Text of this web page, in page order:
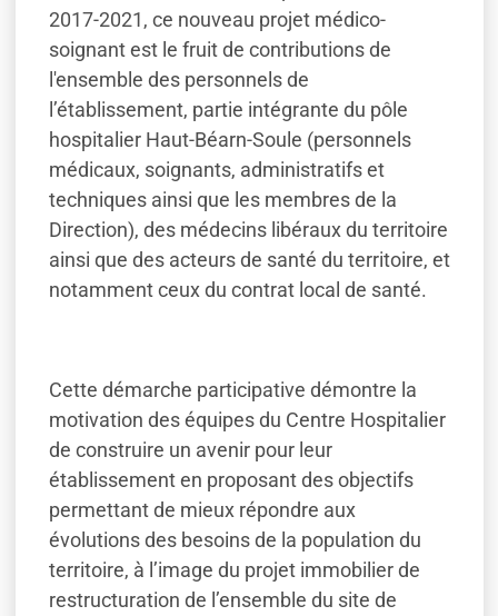
2017-2021, ce nouveau projet médico-
soignant est le fruit de contributions de
l'ensemble des personnels de
l’établissement, partie intégrante du pôle
hospitalier Haut-Béarn-Soule (personnels
médicaux, soignants, administratifs et
techniques ainsi que les membres de la
Direction), des médecins libéraux du territoire
ainsi que des acteurs de santé du territoire, et
notamment ceux du contrat local de santé.
Cette démarche participative démontre la
motivation des équipes du Centre Hospitalier
de construire un avenir pour leur
établissement en proposant des objectifs
permettant de mieux répondre aux
évolutions des besoins de la population du
territoire, à l’image du projet immobilier de
restructuration de l’ensemble du site de